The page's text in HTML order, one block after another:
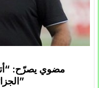
مضوي يصرّح:
الجزائرية في المسابقات القارية”